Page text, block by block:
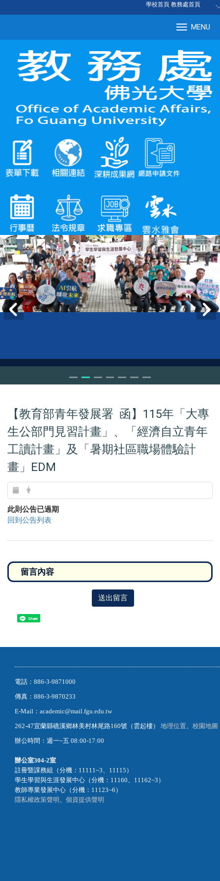
學校首頁 教務處首頁
MENU
【教育部青年發展署 函】115年「大專
生公部門見習計畫」、「經濟自立青年
工讀計畫」及「暑期社區職場體驗計
畫」EDM
此則公告已過期
回到公告列表
送出留言
Share
電話：886-3-9871000
傳真：886-3-9870233
E-Mail：academic@mail.fgu.edu.tw
262-47宜蘭縣礁溪鄉林美村林尾路160號（雲起樓） 地理位置
校園地圖
辦公時間：週一~五 08:00-17:00
辦公室304-2室
註冊暨課務組（分機：11111~3、11115）
學生學習與生涯發展中心（分機：11160、11162~3）
教師專業發展中心（分機：11123~6）
隱私權政策聲明
個資提供聲明